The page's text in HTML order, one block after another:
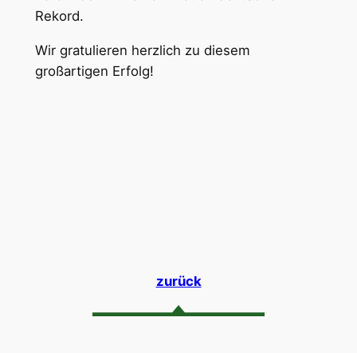
Rekord.
Wir gratulieren herzlich zu diesem
großartigen Erfolg!
zurück